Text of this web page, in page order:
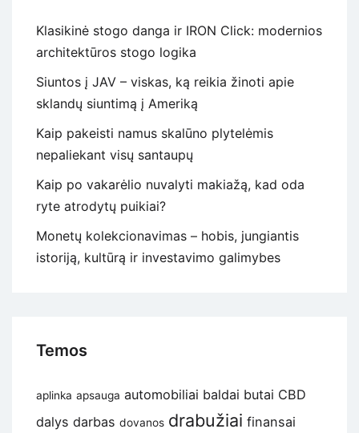
Klasikinė stogo danga ir IRON Click: modernios
architektūros stogo logika
Siuntos į JAV – viskas, ką reikia žinoti apie
sklandų siuntimą į Ameriką
Kaip pakeisti namus skalūno plytelėmis
nepaliekant visų santaupų
Kaip po vakarėlio nuvalyti makiažą, kad oda
ryte atrodytų puikiai?
Monetų kolekcionavimas – hobis, jungiantis
istoriją, kultūrą ir investavimo galimybes
Temos
aplinka apsauga automobiliai baldai butai CBD
dalys darbas dovanos drabužiai finansai